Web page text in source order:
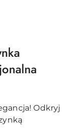
Odkryj